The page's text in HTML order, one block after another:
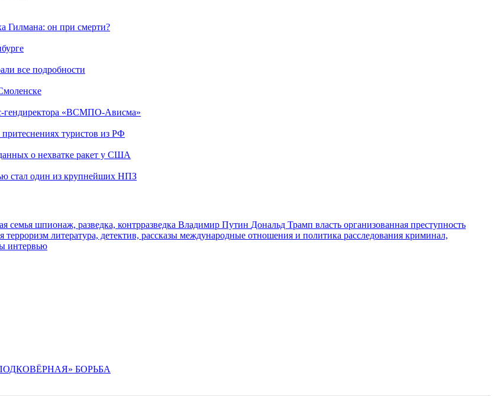
Гилмана: он при смерти?
все подробности
гендиректора «ВСМПО-Ависма»
притеснениях туристов из РФ
о нехватке ракет у США
стал один из крупнейших НПЗ
семья шпионаж, разведка, контрразведка Владимир Путин Дональд Трамп власть организованная преступность
терроризм литература, детектив, рассказы международные отношения и политика расследования криминал,
интервью
БОРЬБА